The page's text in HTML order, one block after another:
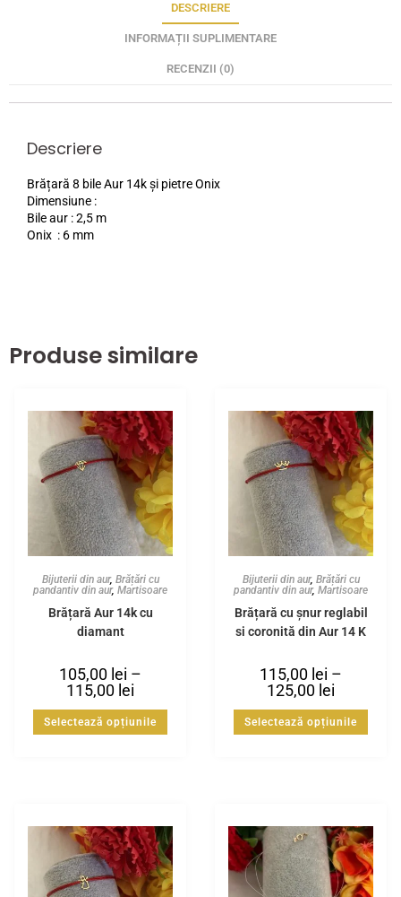
DESCRIERE
INFORMAȚII SUPLIMENTARE
RECENZII (0)
Descriere
Brățară 8 bile Aur 14k și pietre Onix
Dimensiune :
Bile aur : 2,5 m
Onix : 6 mm
Produse similare
Bijuterii din aur, Brățări cu
pandantiv din aur, Martisoare
Brățară Aur 14k cu
diamant
105,00 lei –
115,00 lei
Selectează opțiunile
Bijuterii din aur, Brățări cu
pandantiv din aur, Martisoare
Brățară cu șnur reglabil
și coroniță din Aur 14 K
115,00 lei –
125,00 lei
Selectează opțiunile